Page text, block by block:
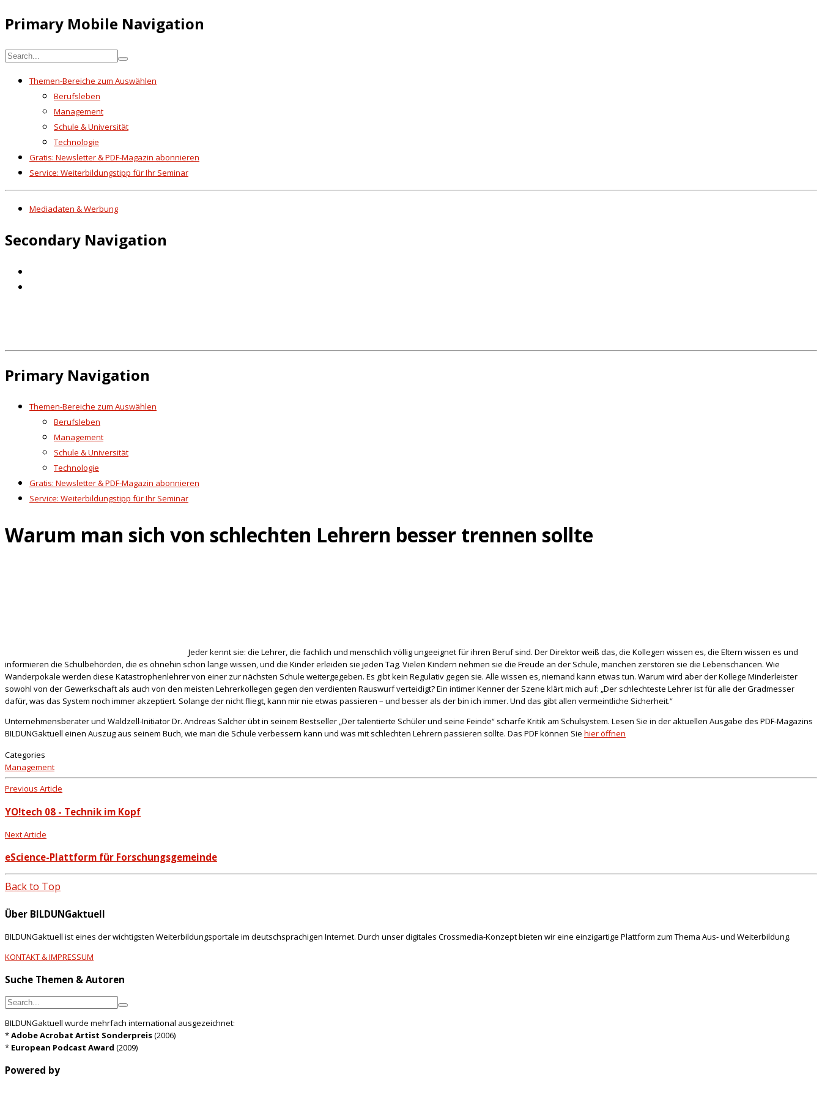
Primary Mobile Navigation
Themen-Bereiche zum Auswählen
Berufsleben
Management
Schule & Universität
Technologie
Gratis: Newsletter & PDF-Magazin abonnieren
Service: Weiterbildungstipp für Ihr Seminar
Mediadaten & Werbung
Secondary Navigation
Primary Navigation
Themen-Bereiche zum Auswählen
Berufsleben
Management
Schule & Universität
Technologie
Gratis: Newsletter & PDF-Magazin abonnieren
Service: Weiterbildungstipp für Ihr Seminar
Warum man sich von schlechten Lehrern besser trennen sollte
Jeder kennt sie: die Lehrer, die fachlich und menschlich völlig ungeeignet für ihren Beruf sind. Der Direktor weiß das, die Kollegen wissen es, die Eltern wissen es und
informieren die Schulbehörden, die es ohnehin schon lange wissen, und die Kinder erleiden sie jeden Tag. Vielen Kindern nehmen sie die Freude an der Schule, manchen zerstören sie die Lebenschancen. Wie
Wanderpokale werden diese Katastrophenlehrer von einer zur nächsten Schule weitergegeben. Es gibt kein Regulativ gegen sie. Alle wissen es, niemand kann etwas tun. Warum wird aber der Kollege Minderleister
sowohl von der Gewerkschaft als auch von den meisten Lehrerkollegen gegen den verdienten Rauswurf verteidigt? Ein intimer Kenner der Szene klärt mich auf: „Der schlechteste Lehrer ist für alle der Gradmesser
dafür, was das System noch immer akzeptiert. Solange der nicht fliegt, kann mir nie etwas passieren – und besser als der bin ich immer. Und das gibt allen vermeintliche Sicherheit.“
Unternehmensberater und Waldzell-Initiator Dr. Andreas Salcher übt in seinem Bestseller „Der talentierte Schüler und seine Feinde“ scharfe Kritik am Schulsystem. Lesen Sie in der aktuellen Ausgabe des PDF-Magazins
BILDUNGaktuell einen Auszug aus seinem Buch, wie man die Schule verbessern kann und was mit schlechten Lehrern passieren sollte. Das PDF können Sie hier öffnen
Categories
Management
Previous Article
YO!tech 08 - Technik im Kopf
Next Article
eScience-Plattform für Forschungsgemeinde
Back to Top
Über BILDUNGaktuell
BILDUNGaktuell ist eines der wichtigsten Weiterbildungsportale im deutschsprachigen Internet. Durch unser digitales Crossmedia-Konzept bieten wir eine einzigartige Plattform zum Thema Aus- und Weiterbildung.
KONTAKT & IMPRESSUM
Suche Themen & Autoren
BILDUNGaktuell wurde mehrfach international ausgezeichnet:
*Adobe Acrobat Artist Sonderpreis(2006)
* European Podcast Award (2009)
Powered by